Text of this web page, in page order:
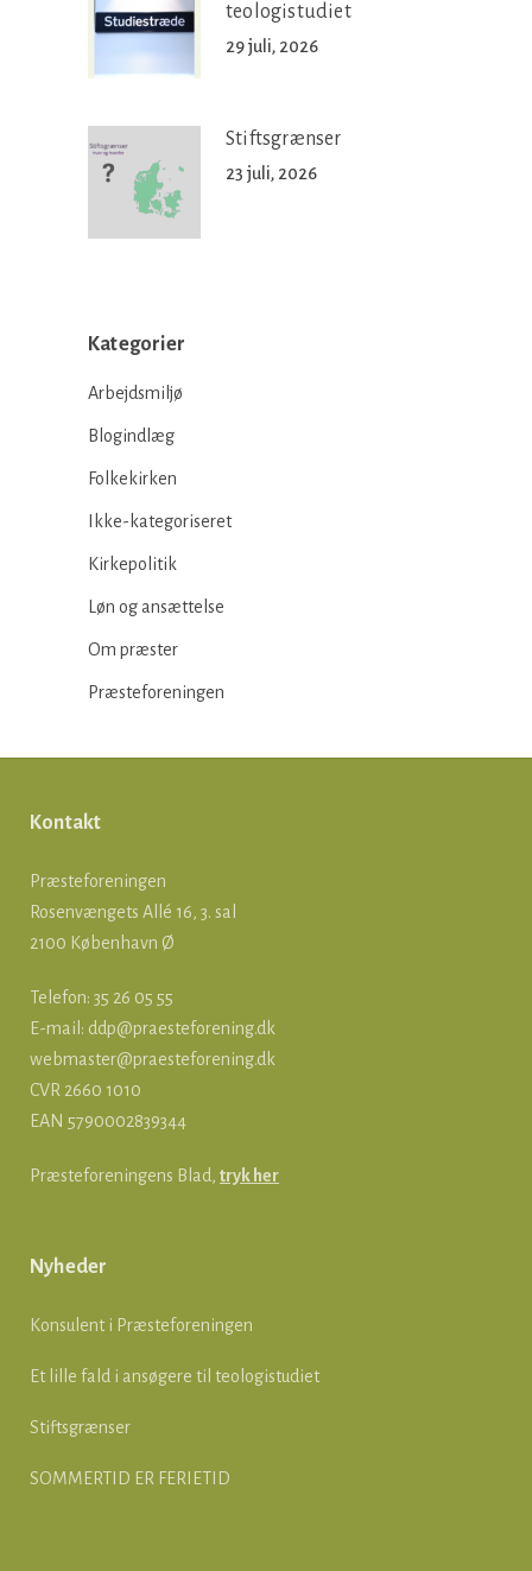
teologistudiet
29 juli, 2026
Stiftsgrænser
23 juli, 2026
Kategorier
Arbejdsmiljø
Blogindlæg
Folkekirken
Ikke-kategoriseret
Kirkepolitik
Løn og ansættelse
Om præster
Præsteforeningen
Kontakt
Præsteforeningen
Rosenvængets Allé 16, 3. sal
2100 København Ø
Telefon: 35 26 05 55
E-mail: ddp@praesteforening.dk
webmaster@praesteforening.dk
CVR 2660 1010
EAN 5790002839344
Præsteforeningens Blad, tryk her
Nyheder
Konsulent i Præsteforeningen
Et lille fald i ansøgere til teologistudiet
Stiftsgrænser
SOMMERTID ER FERIETID